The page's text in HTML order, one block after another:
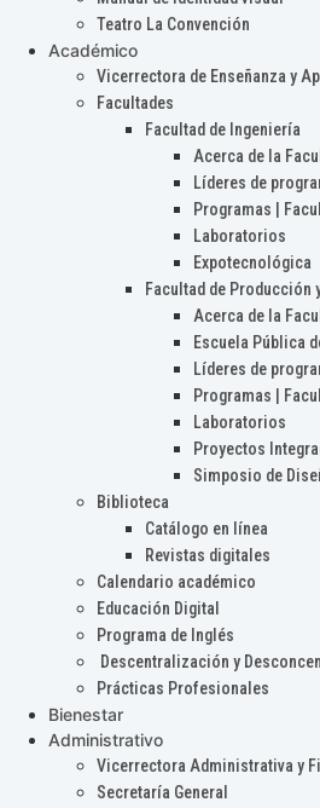
Teatro La Convención
Académico
Vicerrectora de Enseñanza y
Facultades
Facultad de Ingeniería
Acerca de la
Líderes de
Programas |
Laboratorios
Expotecnológica
Facultad de Producción
Acerca de la
Escuela Pública
Líderes de
Programas |
Laboratorios
Proyectos
Simposio de
Biblioteca
Catálogo en línea
Revistas digitales
Calendario académico
Educación Digital
Programa de Inglés
Descentralización y
Prácticas Profesionales
Bienestar
Administrativo
Vicerrectora Administrativa y
Secretaría General